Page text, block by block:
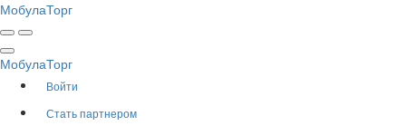
МобулаТорг
МобулаТорг
Войти
Стать партнером